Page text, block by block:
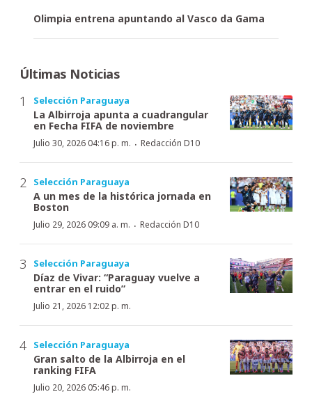
Olimpia entrena apuntando al Vasco da Gama
Últimas Noticias
Selección Paraguaya
La Albirroja apunta a cuadrangular
en Fecha FIFA de noviembre
Julio 30, 2026 04:16 p. m. · Redacción D10
Selección Paraguaya
A un mes de la histórica jornada en
Boston
Julio 29, 2026 09:09 a. m. · Redacción D10
Selección Paraguaya
Díaz de Vivar: “Paraguay vuelve a
entrar en el ruido”
Julio 21, 2026 12:02 p. m.
Selección Paraguaya
Gran salto de la Albirroja en el
ranking FIFA
Julio 20, 2026 05:46 p. m.